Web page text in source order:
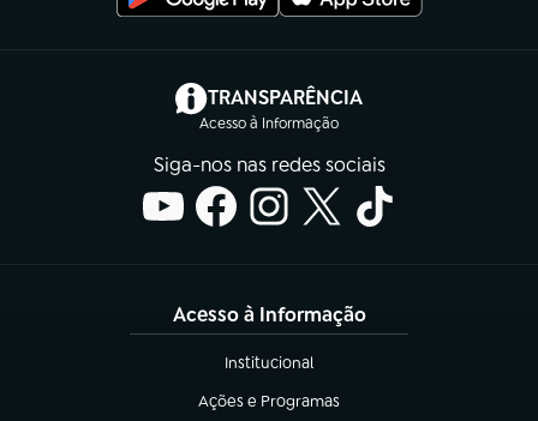
TRANSPARÊNCIA
Acesso à Informação
(abre em nova aba)
Siga-nos nas redes sociais
Acesso à Informação
Institucional
(abre em nova aba)
Ações e Programas
(abre em nova aba)